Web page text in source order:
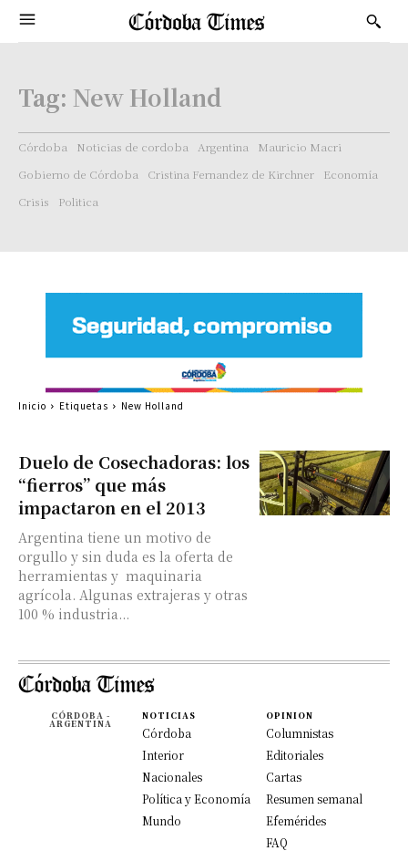
Tag: New Holland
Córdoba Noticias de cordoba Argentina
Mauricio Macri
Gobierno de Córdoba
Cristina Fernandez de Kirchner
Economía
Crisis
Politica
Duelo de Cosechadoras: los
“fierros” que más
impactaron en el 2013
Argentina tiene un motivo de
orgullo y sin duda es la oferta de
herramientas y maquinaria
agrícola. Algunas extrajeras y otras
100 % industria...
Inicio Etiquetas New Holland
CÓRDOBA -
ARGENTINA
NOTICIAS
Córdoba
Interior
Nacionales
Política y Economía
Mundo
OPINION
Columnistas
Editoriales
Cartas
Resumen semanal
Efemérides
FAQ